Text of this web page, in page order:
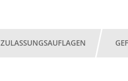
ZULASSUNGSAUFLAGEN